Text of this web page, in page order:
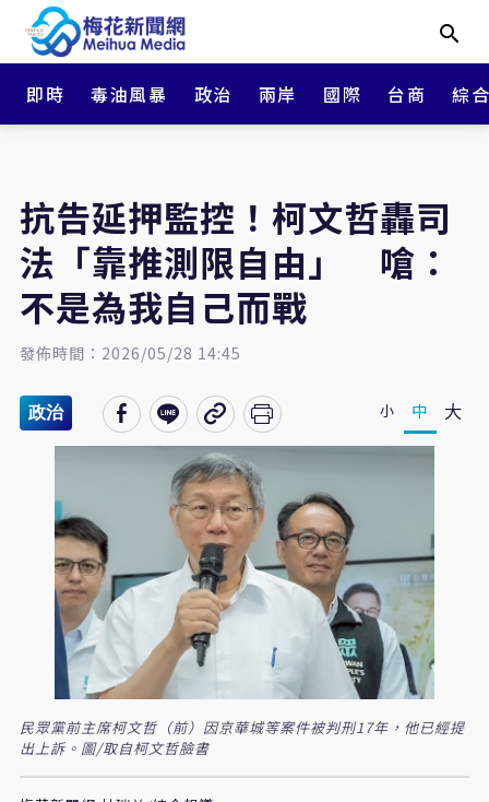
即時 毒油風暴 政治 兩岸 國際 台商 綜
抗告延押監控！柯文哲轟司
法「靠推測限自由」 嗆：
不是為我自己而戰
發佈時間：2026/05/28 14:45
政治 小 中 大
民眾黨前主席柯文哲（前）因京華城等案件被判刑17年，他已經提
出上訴。圖/取自柯文哲臉書